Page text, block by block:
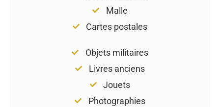
Malle
Cartes postales
Objets militaires
Livres anciens
Jouets
Photographies